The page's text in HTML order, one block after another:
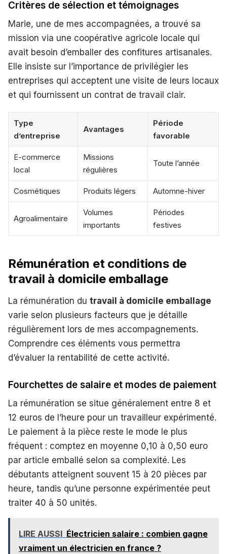
Critères de sélection et témoignages
Marie, une de mes accompagnées, a trouvé sa
mission via une coopérative agricole locale qui
avait besoin d’emballer des confitures artisanales.
Elle insiste sur l’importance de privilégier les
entreprises qui acceptent une visite de leurs locaux
et qui fournissent un contrat de travail clair.
Type
d’entreprise
Avantages
Période
favorable
E-commerce
local
Missions
régulières
Toute l’année
Cosmétiques Produits légers Automne-hiver
Agroalimentaire
Volumes
importants
Périodes
festives
Rémunération et conditions de
travail à domicile emballage
La rémunération du travail à domicile emballage
varie selon plusieurs facteurs que je détaille
régulièrement lors de mes accompagnements.
Comprendre ces éléments vous permettra
d’évaluer la rentabilité de cette activité.
Fourchettes de salaire et modes de paiement
La rémunération se situe généralement entre 8 et
12 euros de l’heure pour un travailleur expérimenté.
Le paiement à la pièce reste le mode le plus
fréquent : comptez en moyenne 0,10 à 0,50 euro
par article emballé selon sa complexité. Les
débutants atteignent souvent 15 à 20 pièces par
heure, tandis qu’une personne expérimentée peut
traiter 40 à 50 unités.
LIRE AUSSI Électricien salaire : combien gagne
vraiment un électricien en france ?